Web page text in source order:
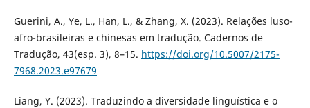
Guerini, A., Ye, L., Han, L., & Zhang, X. (2023). Relações luso-
afro-brasileiras e chinesas em tradução. Cadernos de
Tradução, 43(esp. 3), 8–15. https://doi.org/10.5007/2175-
7968.2023.e97679
Liang, Y. (2023). Traduzindo a diversidade linguística e o